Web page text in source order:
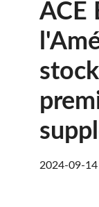
ACE
2024-09-14